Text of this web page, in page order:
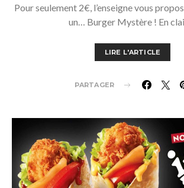
Pour seulement 2€, l’enseigne vous
un… Burger Mystère ! En
LIRE L'ARTICLE
PARTAGER